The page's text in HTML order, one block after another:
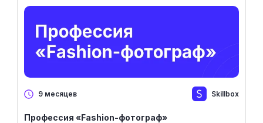
9 месяцев Skillbox
Профессия «Fashion-фотограф»